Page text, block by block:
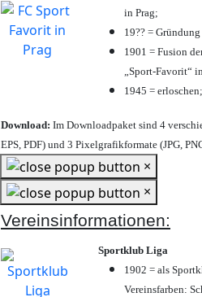
in Prag;
19?? =
1901 = Fusion
„Sport-Favorit“
1945 = erloschen;
Download: Im Downloadpaket sind 4
EPS, PDF) und 3 Pixelgrafikformate (JPG,
×
×
Vereinsinformationen:
Sportklub Liga
1902 = als
Vereinsfarben: